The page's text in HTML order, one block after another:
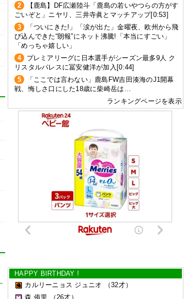
2
【鹿島】DF広瀬陸斗「鹿島の若いやつらの方がす
ごいぞと」ニヤリ、三井寺眞とマッチアップ[0:53]
3
「ついにきた!」「涙が出た」金曜夜、欧州から飛
び込んできた“朗報”にネット沸騰!「本当にすごい」
「めっちゃ嬉しい」
4
プレミアリーグに日本選手がシーズン最多9人 ク
リスタルパレスに冨安健洋が加入[0:44]
5
「ここでは言わない」鹿島FW吉田湊海のJ1開幕
戦、悔しさ口にした18歳に柴崎岳は…
ランキングページを表示
HAPPY BIRTHDAY !
カルリーニョス ジュニオ
（32才）
森 侑里
（26才）